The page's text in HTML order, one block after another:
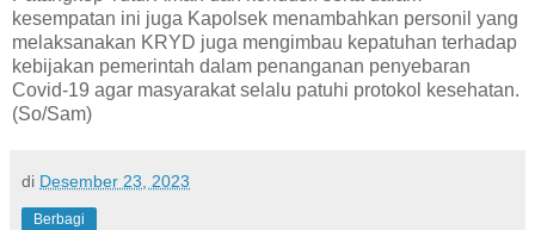
kesempatan ini juga Kapolsek menambahkan personil yang
melaksanakan KRYD juga mengimbau kepatuhan terhadap
kebijakan pemerintah dalam penanganan penyebaran
Covid-19 agar masyarakat selalu patuhi protokol kesehatan.
(So/Sam)
di Desember 23, 2023
Berbagi